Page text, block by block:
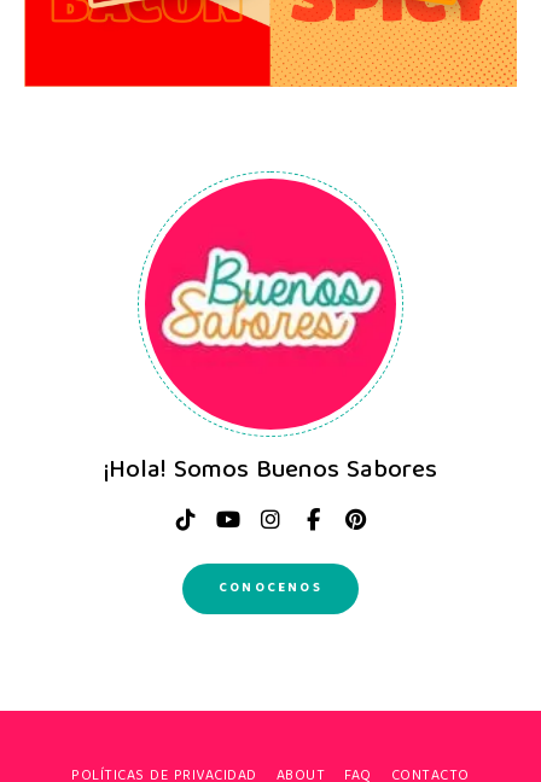
¡Hola! Somos Buenos Sabores
CONOCENOS
POLÍTICAS DE PRIVACIDAD ABOUT FAQ CONTACTO